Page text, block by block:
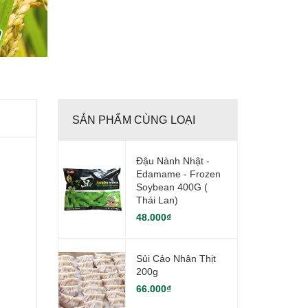
SẢN PHẨM CÙNG LOẠI
Đậu Nành Nhật -
Edamame - Frozen
Soybean 400G (
Thái Lan)
48.000₫
Sủi Cảo Nhân Thịt
200g
66.000₫